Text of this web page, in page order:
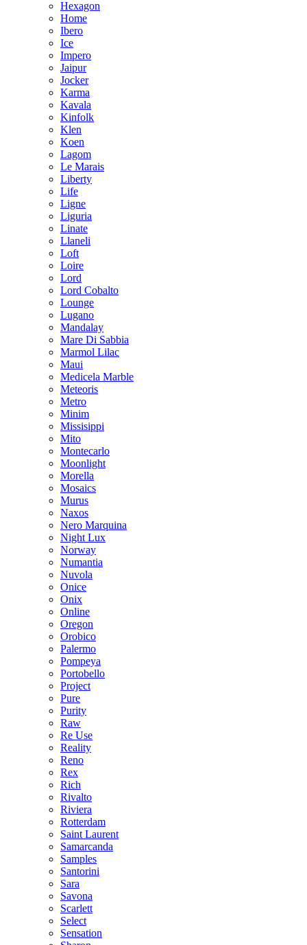
Hexagon
Home
Ibero
Ice
Impero
Jaipur
Jocker
Karma
Kavala
Kinfolk
Klen
Koen
Lagom
Le Marais
Liberty
Life
Ligne
Liguria
Linate
Llaneli
Loft
Loire
Lord
Lord Cobalto
Lounge
Lugano
Mandalay
Mare Di Sabbia
Marmol Lilac
Maui
Medicela Marble
Meteoris
Metro
Minim
Missisippi
Mito
Montecarlo
Moonlight
Morella
Mosaics
Murus
Naxos
Nero Marquina
Night Lux
Norway
Numantia
Nuvola
Onice
Onix
Online
Oregon
Orobico
Palermo
Pompeya
Portobello
Project
Pure
Purity
Raw
Re Use
Reality
Reno
Rex
Rich
Rivalto
Riviera
Rotterdam
Saint Laurent
Samarcanda
Samples
Santorini
Sara
Savona
Scarlett
Select
Sensation